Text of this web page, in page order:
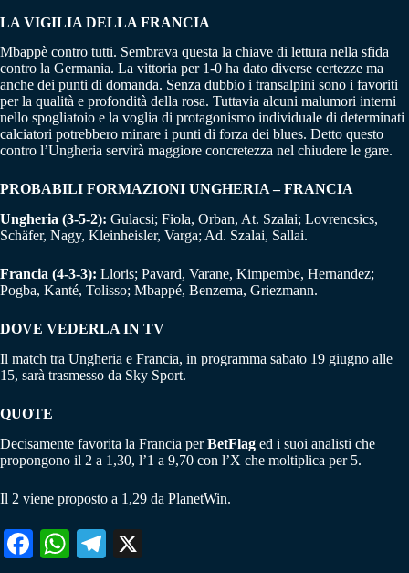
LA VIGILIA DELLA FRANCIA
Mbappè contro tutti. Sembrava questa la chiave di lettura nella sfida
contro la Germania. La vittoria per 1-0 ha dato diverse certezze ma
anche dei punti di domanda. Senza dubbio i transalpini sono i favoriti
per la qualità e profondità della rosa. Tuttavia alcuni malumori interni
nello spogliatoio e la voglia di protagonismo individuale di determinati
calciatori potrebbero minare i punti di forza dei blues. Detto questo
contro l’Ungheria servirà maggiore concretezza nel chiudere le gare.
PROBABILI FORMAZIONI UNGHERIA – FRANCIA
Ungheria (3-5-2): Gulacsi; Fiola, Orban, At. Szalai; Lovrencsics,
Schäfer, Nagy, Kleinheisler, Varga; Ad. Szalai, Sallai.
Francia (4-3-3): Lloris; Pavard, Varane, Kimpembe, Hernandez;
Pogba, Kanté, Tolisso; Mbappé, Benzema, Griezmann.
DOVE VEDERLA IN TV
Il match tra Ungheria e Francia, in programma sabato 19 giugno alle
15, sarà trasmesso da Sky Sport.
QUOTE
Decisamente favorita la Francia perBetFlag ed i suoi analisti che
propongono il 2 a 1,30, l’1 a 9,70 con l’X che moltiplica per 5.
Il 2 viene proposto a 1,29 da PlanetWin.
Fa W
Te